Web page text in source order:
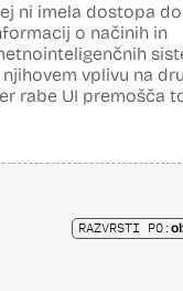
ni imela dostopa do
o načinih in
vplivu na
rabe UI premošča
RAZVRSTI PO: